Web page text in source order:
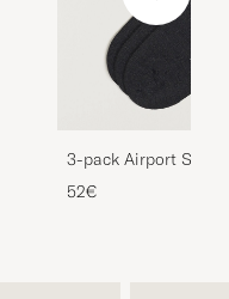
3-pack Airport
Melange
52€